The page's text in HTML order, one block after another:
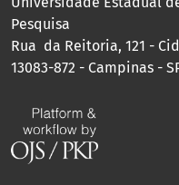
Pesquisa
Rua da Reitoria, 121 -
13083-872 - Campinas -